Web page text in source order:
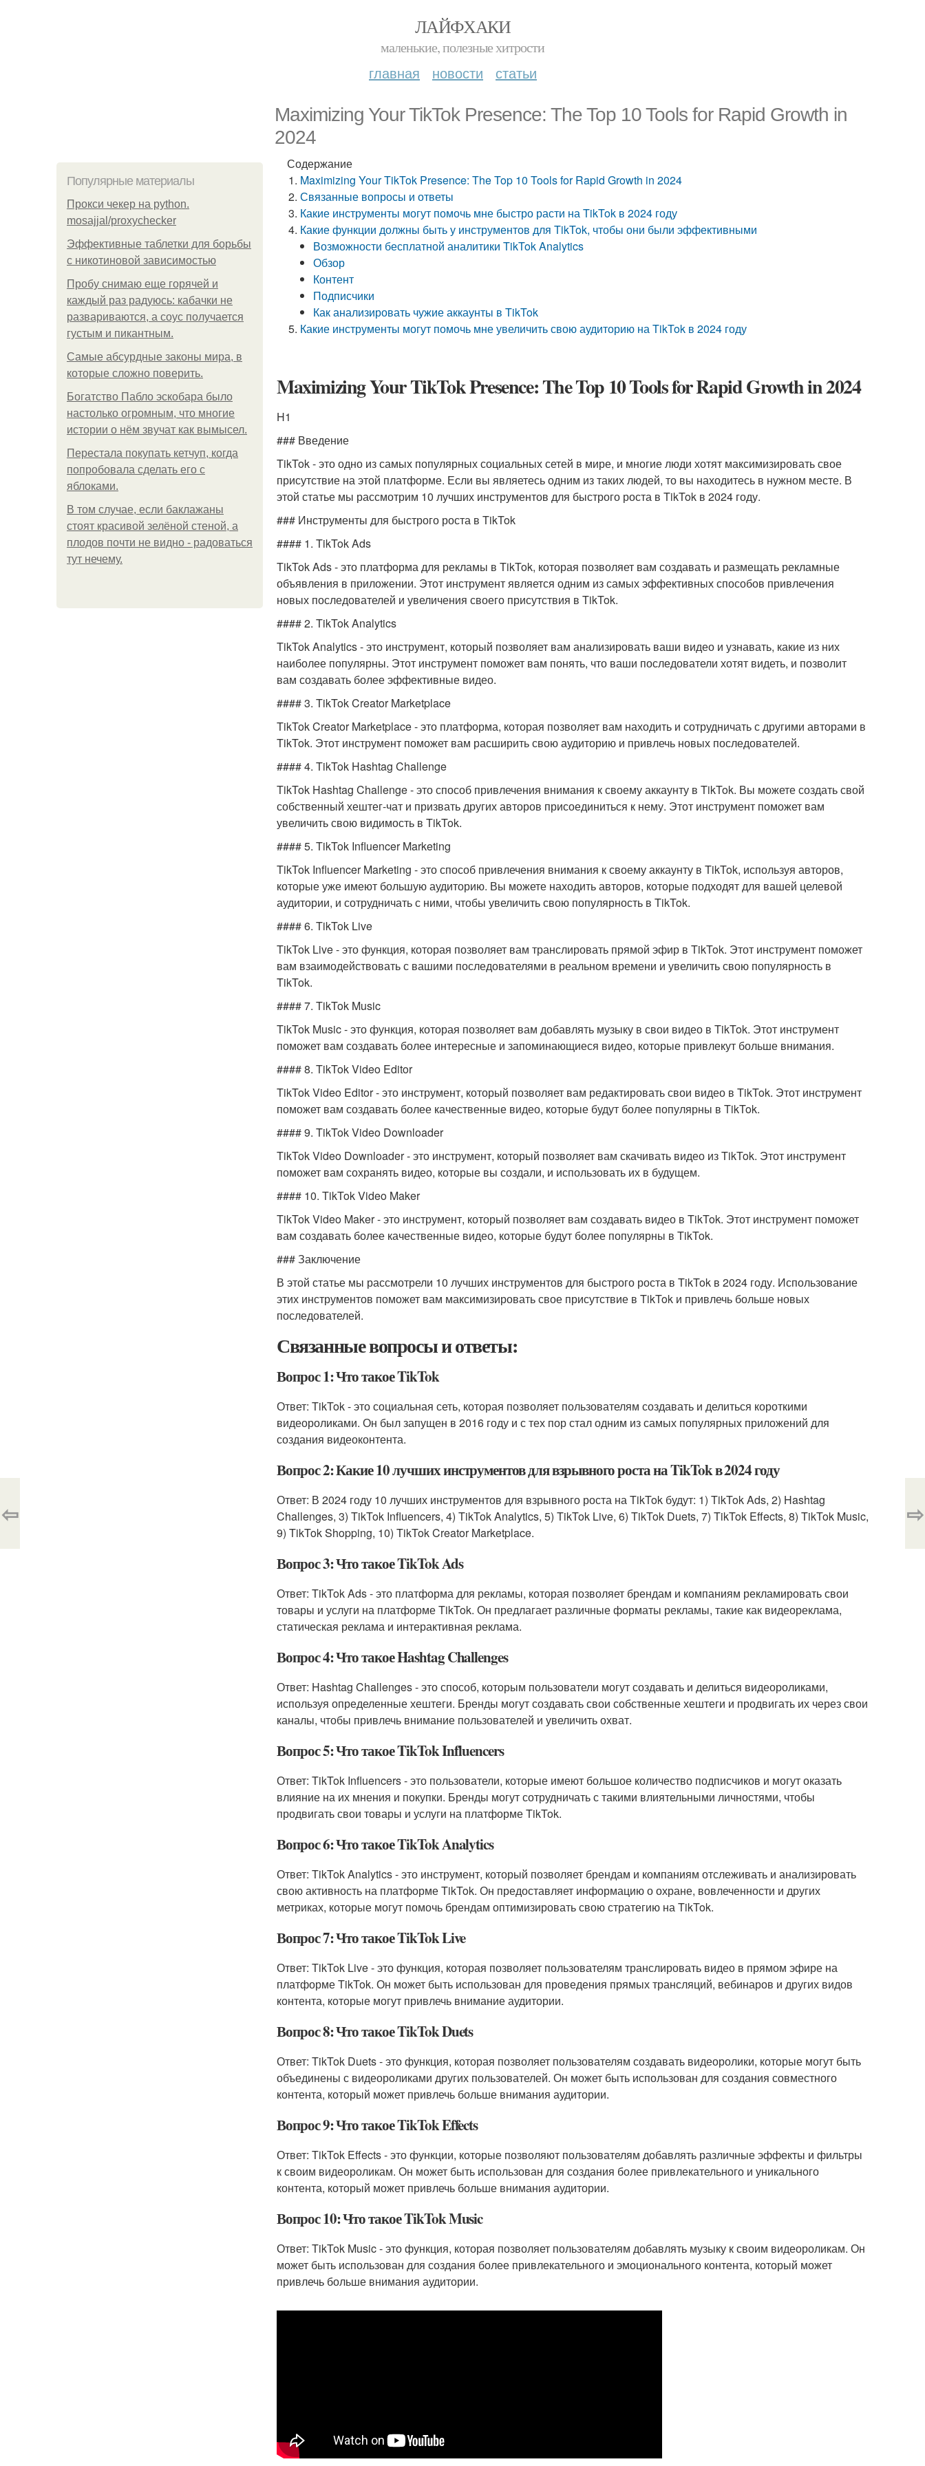
ЛАЙФХАКИ
маленькие, полезные хитрости
главная новости статьи
Maximizing Your TikTok Presence: The Top 10 Tools for Rapid Growth in
2024
Популярные материалы
Прокси чекер на python.
mosajjal/proxychecker
Эффективные таблетки для борьбы
с никотиновой зависимостью
Пробу снимаю еще горячей и
каждый раз радуюсь: кабачки не
развариваются, а соус получается
густым и пикантным.
Самые абсурдные законы мира, в
которые сложно поверить.
Богатство Пабло эскобара было
настолько огромным, что многие
истории о нём звучат как вымысел.
Перестала покупать кетчуп, когда
попробовала сделать его с
яблоками.
В том случае, если баклажаны
стоят красивой зелёной стеной, а
плодов почти не видно - радоваться
тут нечему.
Содержание
Maximizing Your TikTok Presence: The Top 10 Tools for Rapid Growth in 2024
Связанные вопросы и ответы
Какие инструменты могут помочь мне быстро расти на TikTok в 2024 году
Какие функции должны быть у инструментов для TikTok, чтобы они были эффективными
Возможности бесплатной аналитики TikTok Analytics
Обзор
Контент
Подписчики
Как анализировать чужие аккаунты в TikTok
Какие инструменты могут помочь мне увеличить свою аудиторию на TikTok в 2024 году
Maximizing Your TikTok Presence: The Top 10 Tools for Rapid Growth in 2024
H1
### Введение
TikTok - это одно из самых популярных социальных сетей в мире, и многие люди хотят максимизировать свое
присутствие на этой платформе. Если вы являетесь одним из таких людей, то вы находитесь в нужном месте. В
этой статье мы рассмотрим 10 лучших инструментов для быстрого роста в TikTok в 2024 году.
### Инструменты для быстрого роста в TikTok
#### 1. TikTok Ads
TikTok Ads - это платформа для рекламы в TikTok, которая позволяет вам создавать и размещать рекламные
объявления в приложении. Этот инструмент является одним из самых эффективных способов привлечения
новых последователей и увеличения своего присутствия в TikTok.
#### 2. TikTok Analytics
TikTok Analytics - это инструмент, который позволяет вам анализировать ваши видео и узнавать, какие из них
наиболее популярны. Этот инструмент поможет вам понять, что ваши последователи хотят видеть, и позволит
вам создавать более эффективные видео.
#### 3. TikTok Creator Marketplace
TikTok Creator Marketplace - это платформа, которая позволяет вам находить и сотрудничать с другими авторами в
TikTok. Этот инструмент поможет вам расширить свою аудиторию и привлечь новых последователей.
#### 4. TikTok Hashtag Challenge
TikTok Hashtag Challenge - это способ привлечения внимания к своему аккаунту в TikTok. Вы можете создать свой
собственный хештег-чат и призвать других авторов присоединиться к нему. Этот инструмент поможет вам
увеличить свою видимость в TikTok.
#### 5. TikTok Influencer Marketing
TikTok Influencer Marketing - это способ привлечения внимания к своему аккаунту в TikTok, используя авторов,
которые уже имеют большую аудиторию. Вы можете находить авторов, которые подходят для вашей целевой
аудитории, и сотрудничать с ними, чтобы увеличить свою популярность в TikTok.
#### 6. TikTok Live
TikTok Live - это функция, которая позволяет вам транслировать прямой эфир в TikTok. Этот инструмент поможет
вам взаимодействовать с вашими последователями в реальном времени и увеличить свою популярность в
TikTok.
#### 7. TikTok Music
TikTok Music - это функция, которая позволяет вам добавлять музыку в свои видео в TikTok. Этот инструмент
поможет вам создавать более интересные и запоминающиеся видео, которые привлекут больше внимания.
#### 8. TikTok Video Editor
TikTok Video Editor - это инструмент, который позволяет вам редактировать свои видео в TikTok. Этот инструмент
поможет вам создавать более качественные видео, которые будут более популярны в TikTok.
#### 9. TikTok Video Downloader
TikTok Video Downloader - это инструмент, который позволяет вам скачивать видео из TikTok. Этот инструмент
поможет вам сохранять видео, которые вы создали, и использовать их в будущем.
#### 10. TikTok Video Maker
TikTok Video Maker - это инструмент, который позволяет вам создавать видео в TikTok. Этот инструмент поможет
вам создавать более качественные видео, которые будут более популярны в TikTok.
### Заключение
В этой статье мы рассмотрели 10 лучших инструментов для быстрого роста в TikTok в 2024 году. Использование
этих инструментов поможет вам максимизировать свое присутствие в TikTok и привлечь больше новых
последователей.
Связанные вопросы и ответы:
Вопрос 1: Что такое TikTok
Ответ: TikTok - это социальная сеть, которая позволяет пользователям создавать и делиться короткими
видеороликами. Он был запущен в 2016 году и с тех пор стал одним из самых популярных приложений для
создания видеоконтента.
Вопрос 2: Какие 10 лучших инструментов для взрывного роста на TikTok в 2024 году
Ответ: В 2024 году 10 лучших инструментов для взрывного роста на TikTok будут: 1) TikTok Ads, 2) Hashtag
Challenges, 3) TikTok Influencers, 4) TikTok Analytics, 5) TikTok Live, 6) TikTok Duets, 7) TikTok Effects, 8) TikTok Music,
9) TikTok Shopping, 10) TikTok Creator Marketplace.
Вопрос 3: Что такое TikTok Ads
Ответ: TikTok Ads - это платформа для рекламы, которая позволяет брендам и компаниям рекламировать свои
товары и услуги на платформе TikTok. Он предлагает различные форматы рекламы, такие как видеореклама,
статическая реклама и интерактивная реклама.
Вопрос 4: Что такое Hashtag Challenges
Ответ: Hashtag Challenges - это способ, которым пользователи могут создавать и делиться видеороликами,
используя определенные хештеги. Бренды могут создавать свои собственные хештеги и продвигать их через свои
каналы, чтобы привлечь внимание пользователей и увеличить охват.
Вопрос 5: Что такое TikTok Influencers
Ответ: TikTok Influencers - это пользователи, которые имеют большое количество подписчиков и могут оказать
влияние на их мнения и покупки. Бренды могут сотрудничать с такими влиятельными личностями, чтобы
продвигать свои товары и услуги на платформе TikTok.
Вопрос 6: Что такое TikTok Analytics
Ответ: TikTok Analytics - это инструмент, который позволяет брендам и компаниям отслеживать и анализировать
свою активность на платформе TikTok. Он предоставляет информацию о охране, вовлеченности и других
метриках, которые могут помочь брендам оптимизировать свою стратегию на TikTok.
Вопрос 7: Что такое TikTok Live
Ответ: TikTok Live - это функция, которая позволяет пользователям транслировать видео в прямом эфире на
платформе TikTok. Он может быть использован для проведения прямых трансляций, вебинаров и других видов
контента, которые могут привлечь внимание аудитории.
Вопрос 8: Что такое TikTok Duets
Ответ: TikTok Duets - это функция, которая позволяет пользователям создавать видеоролики, которые могут быть
объединены с видеороликами других пользователей. Он может быть использован для создания совместного
контента, который может привлечь больше внимания аудитории.
Вопрос 9: Что такое TikTok Effects
Ответ: TikTok Effects - это функции, которые позволяют пользователям добавлять различные эффекты и фильтры
к своим видеороликам. Он может быть использован для создания более привлекательного и уникального
контента, который может привлечь больше внимания аудитории.
Вопрос 10: Что такое TikTok Music
Ответ: TikTok Music - это функция, которая позволяет пользователям добавлять музыку к своим видеороликам. Он
может быть использован для создания более привлекательного и эмоционального контента, который может
привлечь больше внимания аудитории.
⇦ ⇨